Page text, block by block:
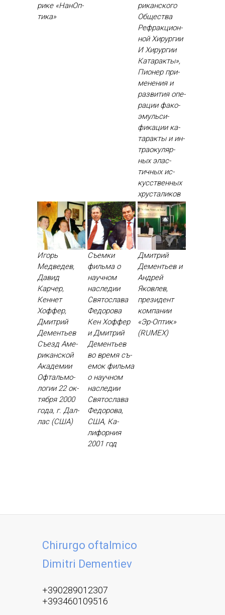
ри­ке «На­нОп­
ти­ка»
рикан­ско­го
Об­щес­тва
Реф­ракци­он­
ной Хи­рур­гии
И Хи­рур­гии
Ка­тарак­ты»,
Пи­онер при­
мене­ния и
раз­ви­тия опе­
рации фа­ко­
эмуль­си­
фика­ции ка­
тарак­ты и ин­
тра­оку­ляр­
ных элас­
тичных ис­
кусс­твен­ных
хрус­та­ликов
Игорь
Медведев,
Давид
Карчер,
Кеннет
Хоффер,
Дмитрий
Дементьев
Съ­езд Аме­
рикан­ской
Ака­демии
Оф­таль­мо­
логии 22 ок­
тября 2000
го­да, г. Дал­
лас (США)
Съемки
фильма о
научном
наследии
Святослава
Федорова
Кен Хоф­фер
и Дмит­рий
Де­менть­ев
во вре­мя съ­
емок филь­ма
о на­уч­ном
нас­ле­дии
Свя­тос­ла­ва
Фе­доро­ва,
США, Ка­
лифор­ния
2001 год
Дмитрий
Дементьев и
Андрей
Яковлев,
президент
компании
«Эр-Оптик»
(RUMEX)
Chirurgo oftalmico
Dimitri Dementiev
+390289012307
+393460109516